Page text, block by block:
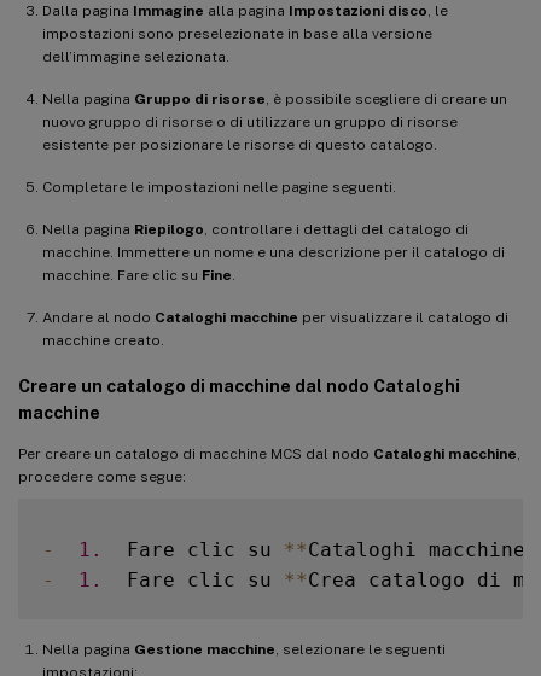
Dalla pagina Immagine alla pagina Impostazioni disco , le
impostazioni sono preselezionate in base alla versione
dell’immagine selezionata.
Nella pagina Gruppo di risorse , è possibile scegliere di creare un
nuovo gruppo di risorse o di utilizzare un gruppo di risorse
esistente per posizionare le risorse di questo catalogo.
Completare le impostazioni nelle pagine seguenti.
Nella pagina Riepilogo , controllare i dettagli del catalogo di
macchine. Immettere un nome e una descrizione per il catalogo di
macchine. Fare clic su Fine
Andare al nodo Cataloghi macchine per visualizzare il catalogo di
macchine creato.
Creare un catalogo di macchine dal nodo Cataloghi
macchine
Per creare un catalogo di macchine MCS dal nodo Cataloghi macchine
procedere come segue:
- 1.
  Fare clic su
**Cataloghi macchine
-
1.
  Fare clic su
**Crea catalogo di
Nella pagina Gestione macchine , selezionare le seguenti
impostazioni: